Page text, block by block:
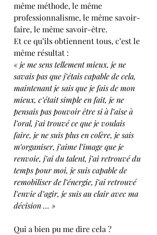
même méthode, le même
professionnalisme, le même savoir-
faire, le même savoir-être.
Et ce qu’ils obtiennent tous, c’est le
même résultat :
« je me sens tellement mieux, je ne
savais pas que j’étais capable de cela,
maintenant je sais que je fais de mon
mieux, c’était simple en fait, je ne
pensais pas pouvoir être si à l’aise à
l’oral, j’ai trouvé ce que je voulais
faire, je ne suis plus en colère, je sais
m’organiser, j’aime l’image que je
renvoie, j’ai du talent, j’ai retrouvé du
temps pour moi, je suis capable de
remobiliser de l’énergie, j’ai retrouvé
l’envie d’agir, je suis au clair avec ma
décision … »
Qui a bien pu me dire cela ?